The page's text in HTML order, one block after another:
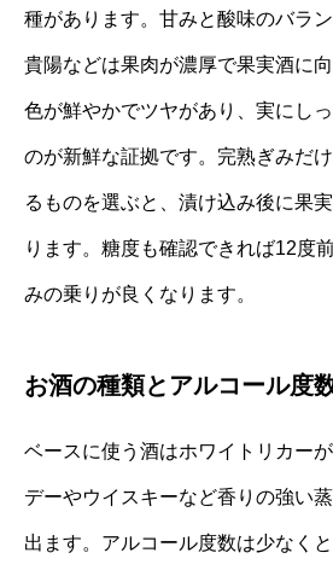
種があります。甘みと酸味のバラ
貴陽などは果肉が濃厚で果実酒に
色が鮮やかでツヤがあり、実にし
のが新鮮な証拠です。完熟ぎみだ
るものを選ぶと、漬け込み後に果
ります。糖度も確認できれば12度
みの乗りが良くなります。
お酒の種類とアルコール度
ベースに使う酒はホワイトリカー
デーやウイスキーなど香りの強い
出ます。アルコール度数は少なく